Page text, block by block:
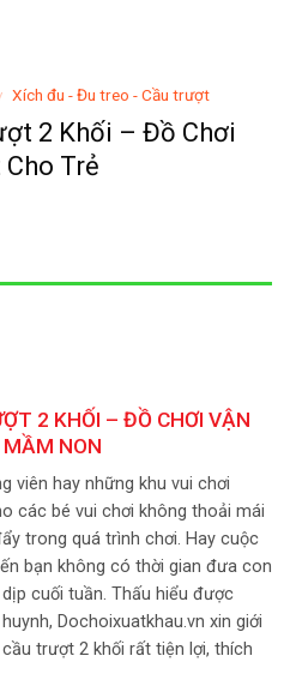
Xích đu - Đu treo - Cầu trượt
2 Khối – Đồ Chơi
Trẻ
2 KHỐI – ĐỒ CHƠI VẬN
NON
viên hay những khu vui chơi
các bé vui chơi không thoải mái
trong quá trình chơi. Hay cuộc
bạn không có thời gian đưa con
cuối tuần. Thấu hiểu được
Dochoixuatkhau.vn xin giới
trượt 2 khối rất tiện lợi, thích